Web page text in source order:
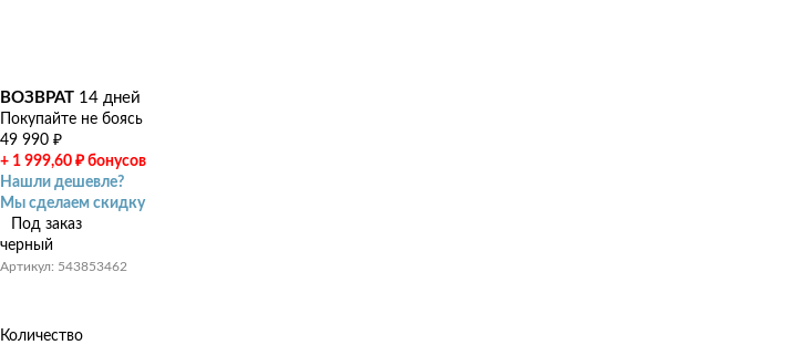
ВОЗВРАТ 14 дней
Покупайте не боясь
49 990 ₽
+ 1 999,60 ₽бонусов
Нашли дешевле?
Мы сделаем скидку
Под заказ
черный
Артикул: 543853462
Количество